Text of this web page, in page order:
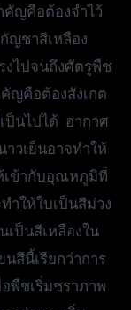
คัญคือต้องจําไว้
ญชาสีเหลือง
ไปจนถึงศัตรูพืช
ญคือต้องสังเกต
ป็นไปได้ อากาศ
วเย็นอาจทําให้
เข้ากับอุณหภูมิที่
าให้ใบเป็นสีม่วง
ป็นสีเหลืองใน
สีนี้เรียกว่าการ
พืชเริ่มชราภาพ